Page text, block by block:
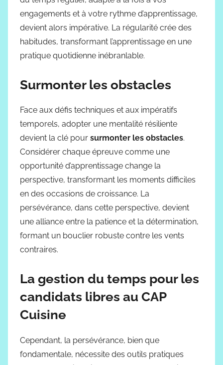
engagements et à votre rythme d’apprentissage,
devient alors impérative. La régularité crée des
habitudes, transformant l’apprentissage en une
pratique quotidienne inébranlable.
Surmonter les obstacles
Face aux défis techniques et aux impératifs
temporels, adopter une mentalité résiliente
devient la clé pour surmonter les obstacles.
Considérer chaque épreuve comme une
opportunité d’apprentissage change la
perspective, transformant les moments difficiles
en des occasions de croissance. La
persévérance, dans cette perspective, devient
une alliance entre la patience et la détermination,
formant un bouclier robuste contre les vents
contraires.
La gestion du temps pour les
candidats libres au CAP
Cuisine
Cependant, la persévérance, bien que
fondamentale, nécessite des outils pratiques